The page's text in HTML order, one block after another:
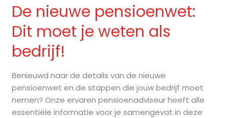
De nieuwe pensioenwet:
Dit moet je weten als
bedrijf!
Benieuwd naar de details van de nieuwe
pensioenwet en de stappen die jouw bedrijf moet
nemen? Onze ervaren pensioenadviseur heeft alle
essentiële informatie voor je samengevat in deze
De
nieuwe
pensioenwet:
Dit
moet
weten
als
bedrijf!